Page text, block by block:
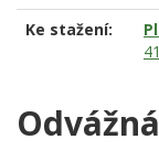
Ke stažení: